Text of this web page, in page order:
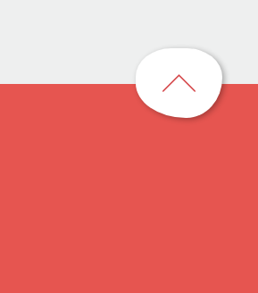
回
到
頁